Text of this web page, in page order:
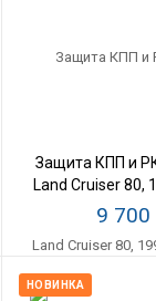
Защита КПП и
Land Cruiser 80,
4,2 D,
9 700
НОВИНКА